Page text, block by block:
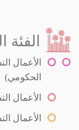
الأعمال
الحكومي)
الأعمال
الأعمال